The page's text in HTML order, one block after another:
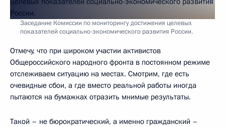
Заседание Комиссии по мониторингу достижения целевых
показателей социально-экономического развития России.
Отмечу, что при широком участии активистов
Общероссийского народного фронта в постоянном режиме
отслеживаем ситуацию на местах. Смотрим, где есть
очевидные сбои, а где вместо реальной работы иногда
пытаются на бумажках отразить мнимые результаты.
Такой – не бюрократический, а именно гражданский –